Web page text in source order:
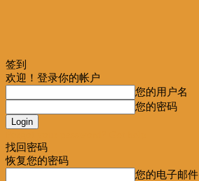
签到
欢迎！登录你的帐户
您的用户名
您的密码
找回密码
恢复您的密码
您的电子邮件